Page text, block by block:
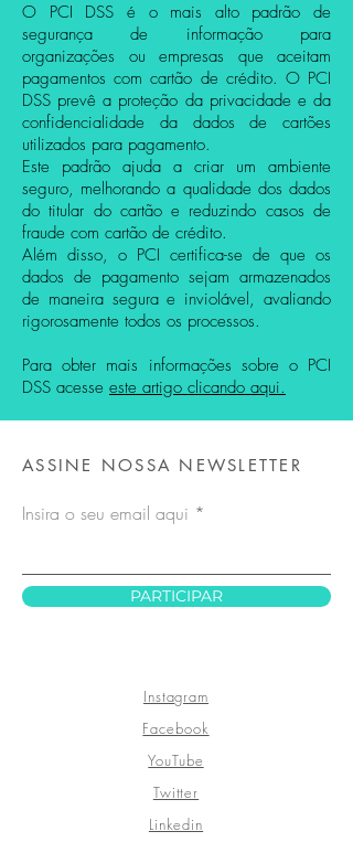
O PCI DSS é o mais alto padrão de
segurança de informação para
organizações ou empresas que aceitam
pagamentos com cartão de crédito. O PCI
DSS prevê a proteção da privacidade e da
confidencialidade da dados de cartões
utilizados para pagamento.
Este padrão ajuda a criar um ambiente
seguro, melhorando a qualidade dos dados
do titular do cartão e reduzindo casos de
fraude com cartão de crédito.
Além disso, o PCI certifica-se de que os
dados de pagamento sejam armazenados
de maneira segura e inviolável, avaliando
rigorosamente todos os processos.
Para obter mais informações sobre o PCI
DSS acesse este artigo clicando aqui.
ASSINE NOSSA NEWSLETTER
Insira o seu email aqui
PARTICIPAR
Instagram
Facebook
YouTube
Twitter
Linkedin